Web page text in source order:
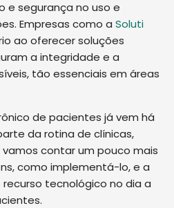
e segurança no uso e
Empresas como a Soluti
ao oferecer soluções
a integridade e a
tão essenciais em áreas
de pacientes já vem há
da rotina de clínicas,
contar um pouco mais
como implementá-lo, e a
tecnológico no dia a